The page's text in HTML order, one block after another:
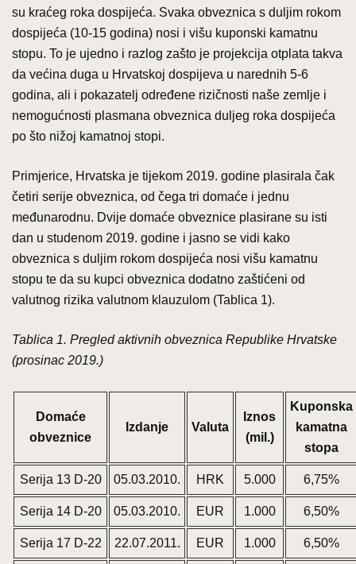
su kraćeg roka dospijeća. Svaka obveznica s duljim rokom
dospijeća (10-15 godina) nosi i višu kuponski kamatnu
stopu. To je ujedno i razlog zašto je projekcija otplata takva
da većina duga u Hrvatskoj dospijeva u narednih 5-6
godina, ali i pokazatelj određene rizičnosti naše zemlje i
nemogućnosti plasmana obveznica duljeg roka dospijeća
po što nižoj kamatnoj stopi.
Primjerice, Hrvatska je tijekom 2019. godine plasirala čak
četiri serije obveznica, od čega tri domaće i jednu
međunarodnu. Dvije domaće obveznice plasirane su isti
dan u studenom 2019. godine i jasno se vidi kako
obveznica s duljim rokom dospijeća nosi višu kamatnu
stopu te da su kupci obveznica dodatno zaštićeni od
valutnog rizika valutnom klauzulom (Tablica 1).
Tablica 1. Pregled aktivnih obveznica Republike Hrvatske
(prosinac 2019.)
Domaće
obveznice
Izdanje Valuta
Iznos
(mil.)
Kuponska
kamatna
stopa
Serija 13 D-20 05.03.2010. HRK 5.000 6,75%
Serija 14 D-20 05.03.2010. EUR 1.000 6,50%
Serija 17 D-22 22.07.2011. EUR 1.000 6,50%